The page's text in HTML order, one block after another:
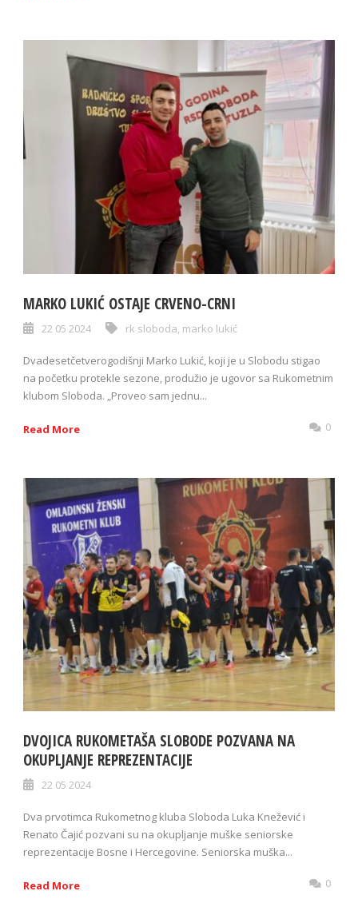
MARKO LUKIĆ OSTAJE CRVENO-CRNI
22 05 2024 rk sloboda marko lukić
Dvadesetčetverogodišnji Marko Lukić, koji je u Slobodu stigao
na početku protekle sezone, produžio je ugovor sa Rukometnim
klubom Sloboda. „Proveo sam jednu...
Read More 0
DVOJICA RUKOMETAŠA SLOBODE POZVANA NA
OKUPLJANJE REPREZENTACIJE
22 05 2024
Dva prvotimca Rukometnog kluba Sloboda Luka Knežević i
Renato Čajić pozvani su na okupljanje muške seniorske
reprezentacije Bosne i Hercegovine. Seniorska muška...
Read More 0